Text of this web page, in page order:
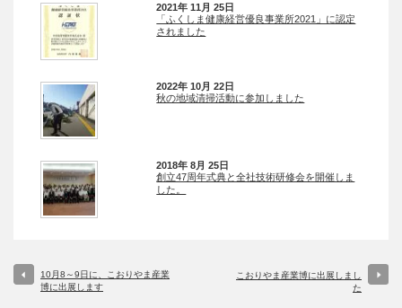
2021年 11月 25日
「ふくしま健康経営優良事業所2021」に認定
されました
2022年 10月 22日
秋の地域清掃活動に参加しました
2018年 8月 25日
創立47周年式典と全社技術研修会を開催しま
した。
10月8～9日に、こおりやま産業
博に出展します
こおりやま産業博に出展しまし
た